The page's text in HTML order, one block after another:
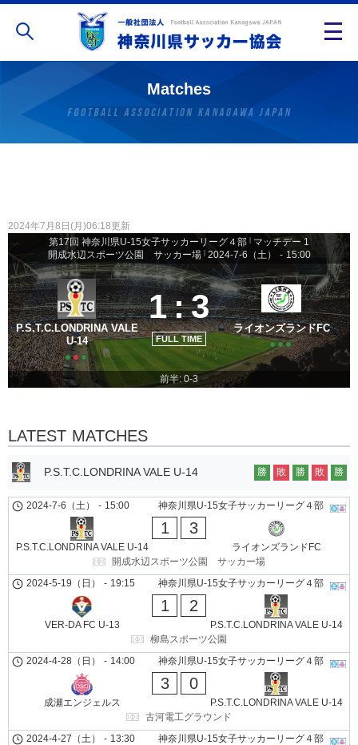
Matches
2024年7月8日(月)06:18更新
第17回 神奈川県U-15女子サッカーリーグ４部
マッチデー 1
開成水辺スポーツ公園 サッカー場
2024-7-6（土） - 15:00
P.S.T.C.LONDRINA VALE
U-14
1:3
FULL TIME
ライオンズランドFC
前半: 0-3
LATEST MATCHES
P.S.T.C.LONDRINA VALE U-14 勝 敗 勝 敗 勝
神奈川県U-15女子サッカーリーグ４部
2024-7-6（土） - 15:00
P.S.T.C.LONDRINA VALE U-14
1 3
ライオンズランドFC
開成水辺スポーツ公園 サッカー場
神奈川県U-15女子サッカーリーグ４部
2024-5-19（日） - 19:15
VER-DA FC U-13
1 2
P.S.T.C.LONDRINA VALE U-14
柳島スポーツ公園
神奈川県U-15女子サッカーリーグ４部
2024-4-28（日） - 14:00
成瀬エンジェルス
3 0
P.S.T.C.LONDRINA VALE U-14
古河電工グラウンド
神奈川県U-15女子サッカーリーグ４部
2024-4-27（土） - 13:30